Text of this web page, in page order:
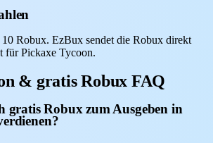
Robux. EzBux sendet die Robux direkt
für Pickaxe Tycoon.
& gratis Robux FAQ
Robux zum Ausgeben in